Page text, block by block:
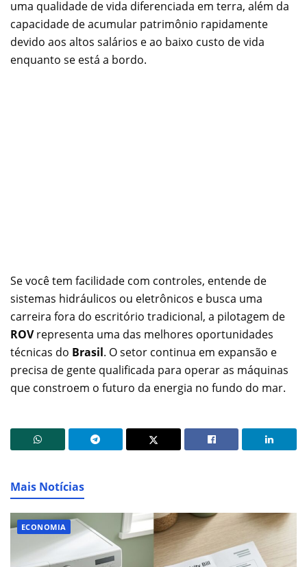
uma qualidade de vida diferenciada em terra, além da
capacidade de acumular patrimônio rapidamente
devido aos altos salários e ao baixo custo de vida
enquanto se está a bordo.
Se você tem facilidade com controles, entende de
sistemas hidráulicos ou eletrônicos e busca uma
carreira fora do escritório tradicional, a pilotagem de
ROVrepresenta uma das melhores oportunidades
técnicas do Brasil. O setor continua em expansão e
precisa de gente qualificada para operar as máquinas
que constroem o futuro da energia no fundo do mar.
Mais Notícias
ECONOMIA